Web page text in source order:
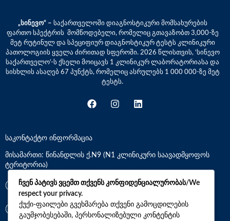
„სინევო“ – საქართველოში დიაგნოსტიკური მომსახურების
ფართო სპექტრის მომწოდებელი, რომელიც გთავაზობთ 3,000-ზე
მეტ რუტინულ და სპეციფიურ დიაგნოსტიკურ ტესტს კლინიკური
პათოლოგიის ყველა ძირითად სფეროში. 2026 წლისთვის, ‘სინევო
საქართველო’-ს ქსელი მოიცავს 1 კლინიკურ ლაბორატორიასა და
სისხლის ასაღებ 67 პუნქტს, რომელიც ასრულებს 1 000 000-ზე მეტ
ტესტს.
საკონტაქტო ინფორმაცია
მისამართი: წინანდლის ქ.N9 (N1 კლინიკური საავადმყოფოს
ტერიტორია)
*7770
+(995)32 2 800 111
ჩვენ პატივს ვცემთ თქვენს კონფიდენციალურობას/We
respect your privacy.
ქუქი-ფაილები გვეხმარება თქვენი გამოცდილების
გაუმჯობესებაში, პერსონალიზებული კონტენტის